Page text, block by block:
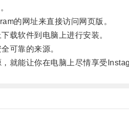
的网址来直接访问网页版。
软件到电脑上进行安装。
可靠的来源。
能让你在电脑上尽情享受